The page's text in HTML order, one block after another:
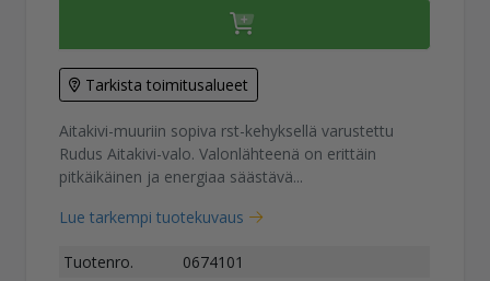
Tarkista toimitusalueet
Aitakivi-muuriin sopiva rst-kehyksellä varustettu
Rudus Aitakivi-valo. Valonlähteenä on erittäin
pitkäikäinen ja energiaa säästävä...
Lue tarkempi tuotekuvaus
Tuotenro.
0674101